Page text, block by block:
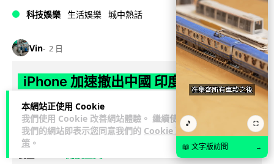
本網站正使用 Cookie
我們使用 Cookie 改善網站體驗。 繼續使用
我們的網站即表示您同意我們的 Cookie 政
策 。
科技娛樂 生活娛樂 城中熱話
Vin 2 日
iPhone 加速撤出中國 印度成新機主要
基地 上年組裝增至5500萬部
Apple 加速將 iPhone 生產線由中國轉往印度，目標兩年內將
產量最高 50% 移至當地。印度政府推出關稅豁免及稅務優惠延
🎵 ⛶
📖 文字版訪問 →